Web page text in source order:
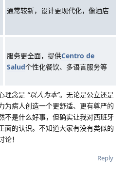
通常较新，设计更现代化，像酒店
服务更全面，提供Centro de
Salud个性化餐饮、多语言服务等
理念是 “以人为本”。无论是公立还是
为病人创造一个更舒适、更有尊严的
不是什么好事，但确实让我对西班牙
面的认识。不知道大家有没有类似的
！
Reply